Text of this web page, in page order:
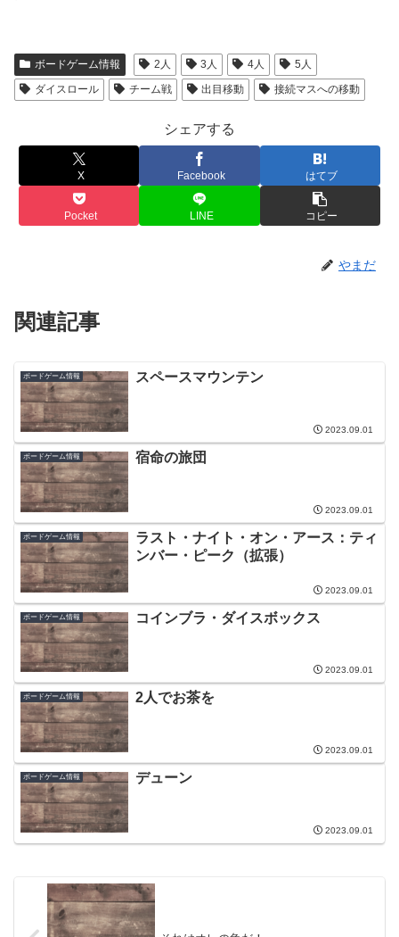
ボードゲーム情報 2人 3人 4人
5人
ダイスロール
チーム戦 出目移動 接続マスへの移動
シェアする
X Facebook はてブ
Pocket LINE コピー
やまだ
関連記事
ボードゲーム情報 スペースマウンテン
2023.09.01
ボードゲーム情報 宿命の旅団
2023.09.01
ボードゲーム情報
ラスト・ナイト・オン・アース：ティ
ンバー・ピーク（拡張）
2023.09.01
ボードゲーム情報 コインブラ・ダイスボックス
2023.09.01
ボードゲーム情報 2人でお茶を
2023.09.01
ボードゲーム情報 デューン
2023.09.01